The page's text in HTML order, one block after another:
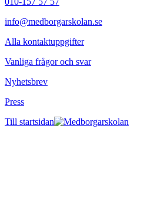
info@medborgarskolan.se
Alla kontaktuppgifter
Vanliga frågor och svar
Nyhetsbrev
Press
Till startsidan